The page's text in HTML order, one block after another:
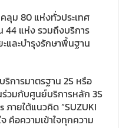
ลุม 80 แห่งทั่วประเทศ
แห่ง รวมถึงบริการ
และบำรุงรักษาพื้นฐาน
การมาตรฐาน 2S หรือ
ร่วมกับศูนย์บริการหลัก 3S
ภายใต้แนวคิด “SUZUKI
คือความเข้าใจทุกความ